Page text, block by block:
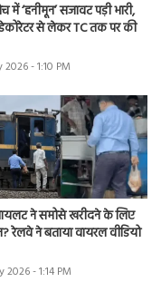
में ‘हनीमून’ सजावट पड़ी भारी,
से लेकर TC तक पर की
2026 - 1:10 PM
ने समोसे खरीदने के लिए
रेलवे ने बताया वायरल वीडियो
2026 - 1:14 PM